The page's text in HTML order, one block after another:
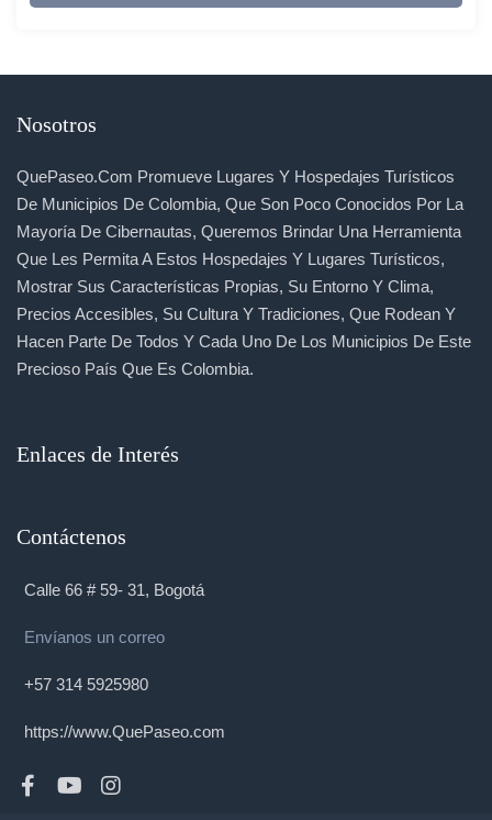
Nosotros
QuePaseo.com Promueve Lugares Y Hospedajes Turísticos
De Municipios De Colombia, Que Son Poco Conocidos Por La
Mayoría De Cibernautas, Queremos Brindar Una Herramienta
Que Les Permita A Estos Hospedajes Y Lugares Turísticos,
Mostrar Sus Características Propias, Su Entorno Y Clima,
Precios Accesibles, Su Cultura Y Tradiciones, Que Rodean Y
Hacen Parte De Todos Y Cada Uno De Los Municipios De Este
Precioso País Que Es Colombia.
Enlaces de Interés
Contáctenos
Calle 66 # 59- 31, Bogotá
Envíanos un correo
+57 314 5925980
https://www.QuePaseo.com